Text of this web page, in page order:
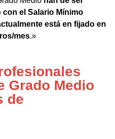
el Salario Mínimo
está en fijado en
mes.»
Grado Medio
de